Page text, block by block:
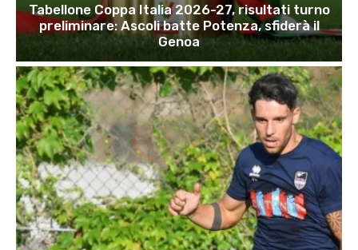
Tabellone Coppa Italia 2026-27, risultati turno
preliminare: Ascoli batte Potenza, sfiderà il
Genoa